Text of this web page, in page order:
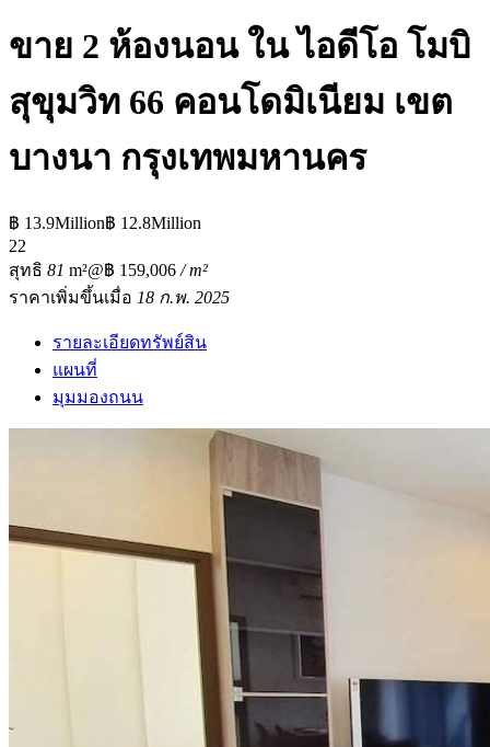
ขาย 2 ห้องนอน ใน ไอดีโอ โมบิ
สุขุมวิท 66 คอนโดมิเนียม เขต
บางนา กรุงเทพมหานคร
฿ 13.9Million฿ 12.8Million
22
สุทธิ 81 m²@฿ 159,006 / m²
ราคาเพิ่มขึ้นเมื่อ 18 ก.พ. 2025
รายละเอียดทรัพย์สิน
แผนที่
มุมมองถนน